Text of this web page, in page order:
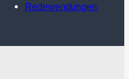
Redewendungen